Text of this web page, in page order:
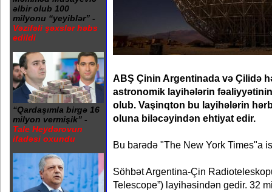
əlbir olub 100
milyonu “yeyiblər” -
Vəzifəli şəxslər həbs
edildi
“Qardaşımla birgə 16
milyon vermişik” -
Tale Heydərovun
ifadəsi oxundu
ABŞ Çinin Argentinada və Çilidə
astronomik layihələrin fəaliyyətinin
olub. Vaşinqton bu layihələrin
oluna biləcəyindən ehtiyat edir.
Bu barədə "The New York Times"a
Söhbət Argentina-Çin
Telescope”) layihəsindən gedir. 32